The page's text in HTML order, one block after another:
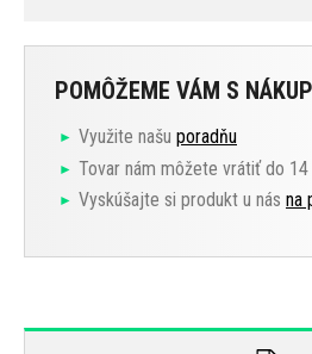
POMÔŽEME VÁM S
Využite našu poradňu
Tovar nám môžete vrátiť do 14
Vyskúšajte si produkt u nás na